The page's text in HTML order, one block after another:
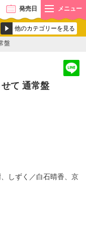
発売日 メニュー
盤
て 通常盤
しずく／白石晴香、京